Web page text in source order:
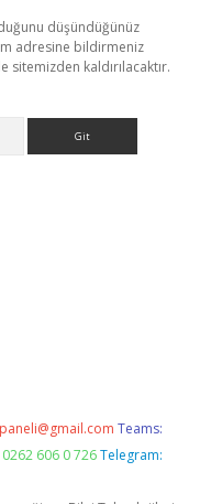
düşündüğünüz
adresine bildirmeniz
kaldırılacaktır.
Teams:
606 0 726 Telegram: